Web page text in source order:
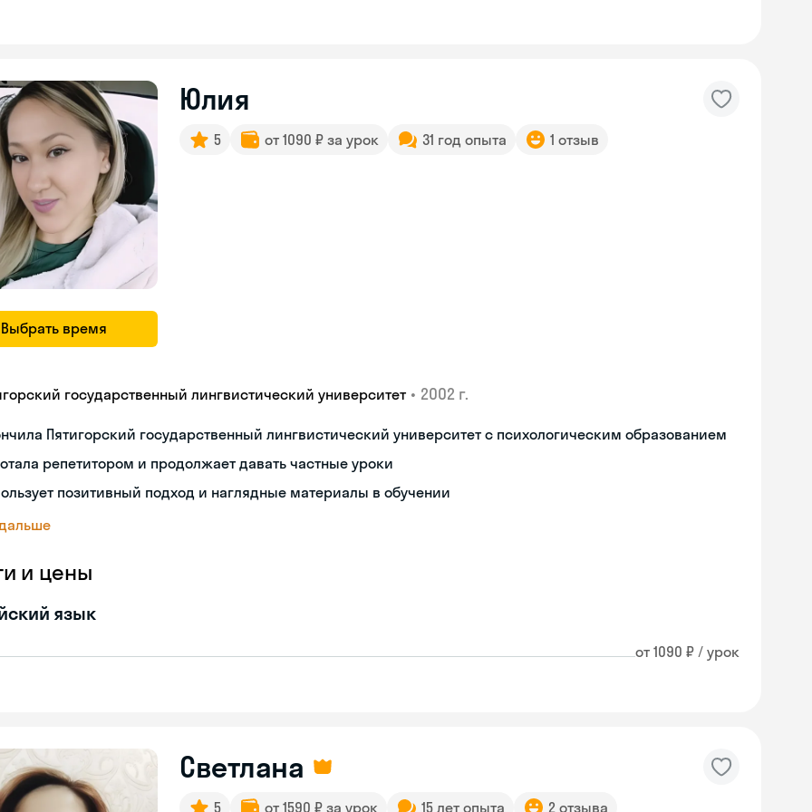
Выбрать время
Юлия
5 от 1090 ₽ за урок 31 год опыта 1 отзыв
государственный лингвистический университет • 2002 г.
Пятигорский государственный лингвистический университет с психологическим образованием
репетитором и продолжает давать частные уроки
позитивный подход и наглядные материалы в обучении
и цены
язык
от 1090 ₽ / урок
Светлана
5 от 1590 ₽ за урок 15 лет опыта 2 отзыва